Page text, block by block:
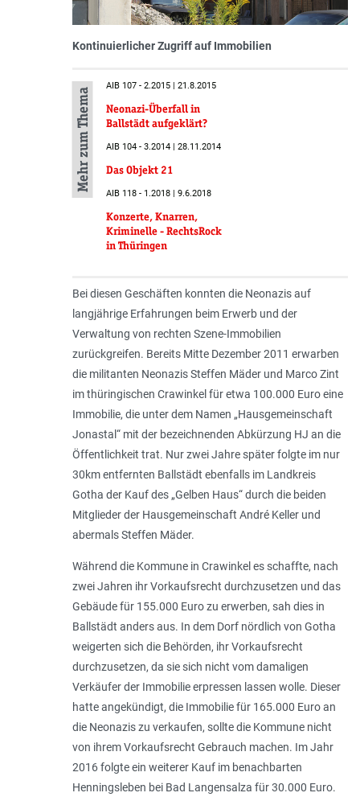
Kontinuierlicher Zugriff auf Immobilien
Mehr zum Thema
AIB 107 - 2.2015 | 21.8.2015
Neonazi-Überfall in
Ballstädt aufgeklärt?
AIB 104 - 3.2014 | 28.11.2014
Das Objekt 21
AIB 118 - 1.2018 | 9.6.2018
Konzerte, Knarren,
Kriminelle - RechtsRock
in Thüringen
Bei diesen Geschäften konnten die Neonazis auf
langjährige Erfahrungen beim Erwerb und der
Verwaltung von rechten Szene-­Immobilien
zurückgreifen. Bereits Mitte Dezember 2011 erwarben
die militanten Neonazis Steffen Mäder und Marco Zint
im thüringischen Crawinkel für etwa 100.000 Euro eine
Immobilie, die unter dem Namen „Hausgemeinschaft
Jonastal“ mit der bezeichnenden Abkürzung HJ an die
Öffentlichkeit trat. Nur zwei Jahre später folgte im nur
30km entfernten Ballstädt ebenfalls im Landkreis
Gotha der Kauf des „Gelben Haus“ durch die beiden
Mitglieder der Hausgemeinschaft André Keller und
abermals Steffen Mäder.
Während die Kommune in Crawinkel es schaffte, nach
zwei Jahren ihr Vorkaufsrecht durchzusetzen und das
Gebäude für 155.000 Euro zu erwerben, sah dies in
Ballstädt anders aus. In dem Dorf nördlich von Gotha
weigerten sich die Behörden, ihr Vorkaufsrecht
durchzusetzen, da sie sich nicht vom damaligen
Verkäufer der Immobilie erpressen lassen wolle. Dieser
hatte angekündigt, die Immobilie für 165.000 Euro an
die Neonazis zu verkaufen, sollte die Kommune nicht
von ihrem Vorkaufsrecht Gebrauch machen. Im Jahr
2016 folgte ein weiterer Kauf im benachbarten
Henningsleben bei Bad Langensalza für 30.000 Euro.